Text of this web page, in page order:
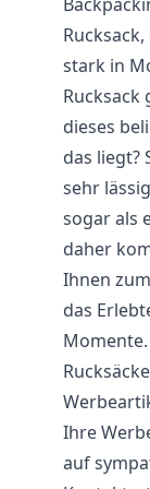
stark in
Rucksack
dieses
das liegt?
sehr
sogar als
daher
Ihnen
das
Ihre
auf